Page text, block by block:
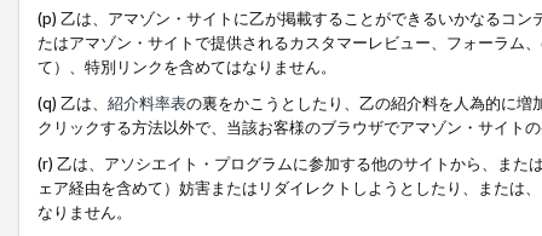
(p) 乙は、アマゾン・サイトに乙が掲載することができるいかなるコ
たはアマゾン・サイトで提供されるカスタマーレビュー、フォーラム
て）、特別リンクを含めてはなりません。
(q) 乙は、 紹介料率表の裏をかこうとしたり、乙の紹介料を人為的に
クリックする方法以外で、当該お客様のブラウザでアマゾン・サイト
(r) 乙は、アソシエイト・プログラムに参加する他のサイトから、ま
ェア経由を含めて）妨害またはリダイレクトしようとしたり、または
なりません。